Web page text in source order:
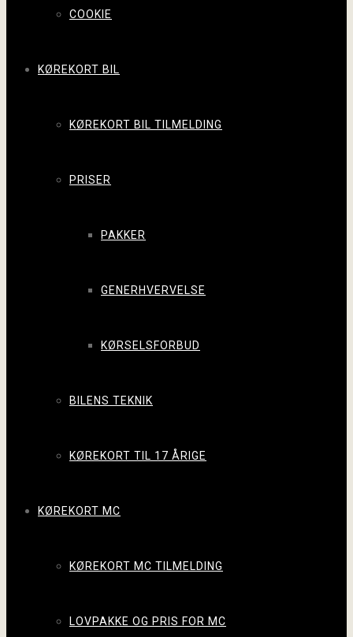
COOKIE
KØREKORT BIL
KØREKORT BIL TILMELDING
PRISER
PAKKER
GENERHVERVELSE
KØRSELSFORBUD
BILENS TEKNIK
KØREKORT TIL 17 ÅRIGE
KØREKORT MC
KØREKORT MC TILMELDING
LOVPAKKE OG PRIS FOR MC